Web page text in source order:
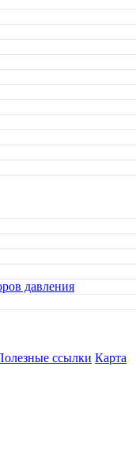
давления
ссылки Карта